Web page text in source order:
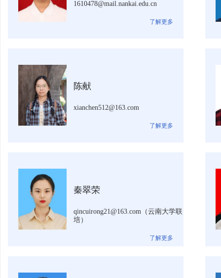
1610478@mail.nankai.edu.cn
了解更多
陈献
xianchen512@163.com
了解更多
秦翠荣
qincuirong21@163.com（云南大学联
培）
了解更多